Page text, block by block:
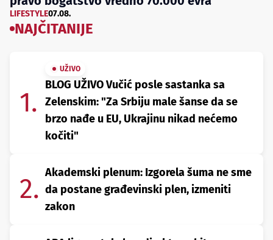
LIFESTYLE07.08.
NAJČITANIJE
1.
UŽIVO
BLOG UŽIVO Vučić posle sastanka sa
Zelenskim: "Za Srbiju male šanse da se
brzo nađe u EU, Ukrajinu nikad nećemo
kočiti"
2.
Akademski plenum: Izgorela šuma ne sme
da postane građevinski plen, izmeniti
zakon